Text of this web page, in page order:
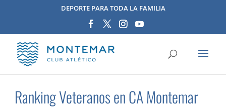
DEPORTE PARA TODA LA FAMILIA
Ranking Veteranos en CA Montemar